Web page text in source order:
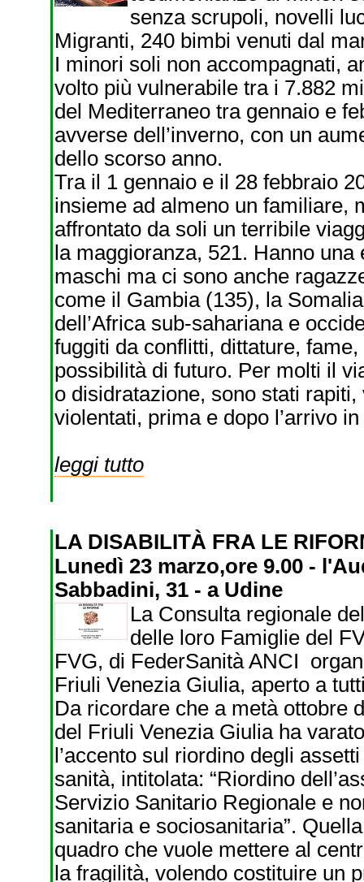
senza scrupoli, novelli
Migranti, 240 bimbi venuti dal
I minori soli non accompagnati,
volto più vulnerabile tra i 7.882
del Mediterraneo tra gennaio e
avverse dell’inverno, con un
dello scorso anno.
Tra il 1 gennaio e il 28 febbraio
insieme ad almeno un familiare,
affrontato da soli un terribile
la maggioranza, 521. Hanno
maschi ma ci sono anche
come il Gambia (135), la
dell’Africa sub-sahariana e
fuggiti da conflitti, dittature,
possibilità di futuro. Per molti il
o disidratazione, sono stati
violentati, prima e dopo l’arrivo
leggi tutto
LA DISABILITÀ FRA LE
Lunedì 23 marzo,ore 9.00 -
Sabbadini, 31 - a Udine
La Consulta regionale
delle loro Famiglie del
FVG, di FederSanità ANCI
Friuli Venezia Giulia, aperto a
Da ricordare che a metà ottobre
del Friuli Venezia Giulia ha
l’accento sul riordino degli
sanità, intitolata: “Riordino
Servizio Sanitario Regionale e
sanitaria e sociosanitaria”.
quadro che vuole mettere al
la fragilità, volendo costituire un